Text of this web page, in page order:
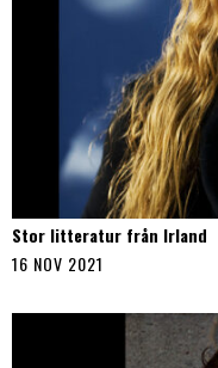
Stor litteratur från Irland
16 NOV 2021